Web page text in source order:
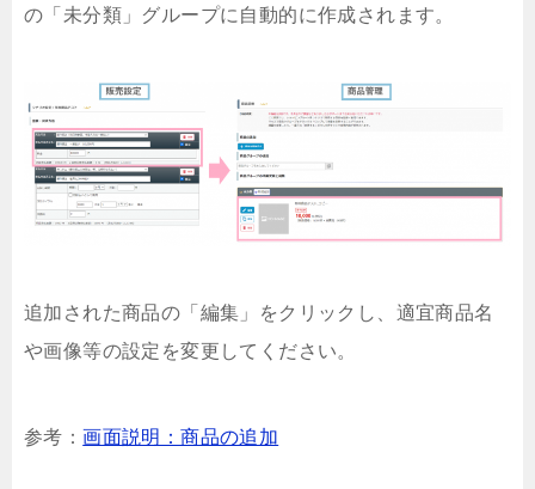
の「未分類」グループに自動的に作成されます。
追加された商品の「編集」をクリックし、適宜商品名
や画像等の設定を変更してください。
参考：画面説明：商品の追加